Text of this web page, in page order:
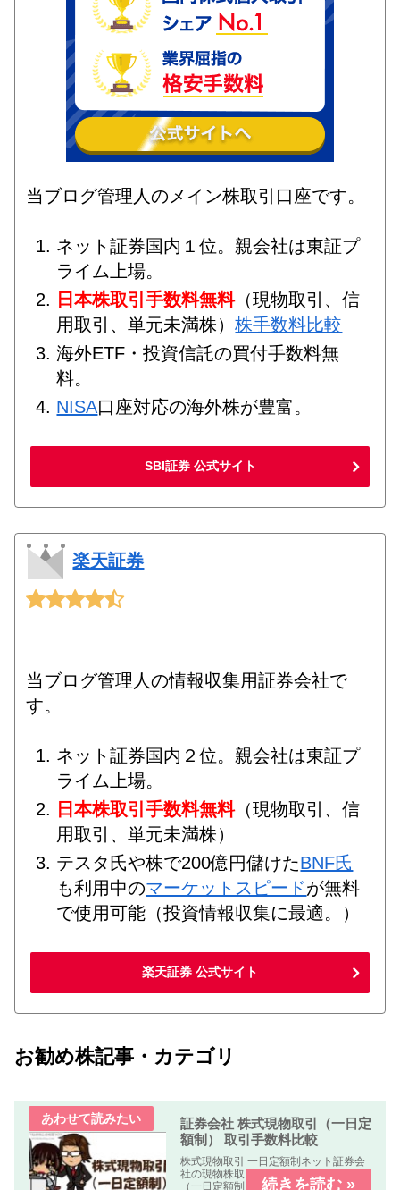
当ブログ管理人のメイン株取引口座です。
ネット証券国内１位。親会社は東証プ
ライム上場。
日本株取引手数料無料（現物取引、信
用取引、単元未満株）株手数料比較
海外ETF・投資信託の買付手数料無
料。
NISA口座対応の海外株が豊富。
SBI証券 公式サイト
楽天証券
当ブログ管理人の情報収集用証券会社で
す。
ネット証券国内２位。親会社は東証プ
ライム上場。
日本株取引手数料無料（現物取引、信
用取引、単元未満株）
テスタ氏や株で200億円儲けたBNF氏
も利用中のマーケットスピードが無料
で使用可能（投資情報収集に最適。）
楽天証券 公式サイト
お勧め株記事・カテゴリ
証券会社 株式現物取引（一日定
額制） 取引手数料比較
株式現物取引 一日定額制ネット証券会
社の現物株取引の「株式手数料比較表
（一日定額制）」を作成しました。何